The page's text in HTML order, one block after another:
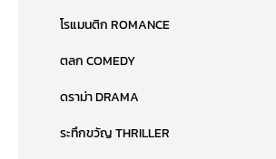
โรแมนติก ROMANCE
ตลก COMEDY
ดราม่า DRAMA
ระทึกขวัญ THRILLER